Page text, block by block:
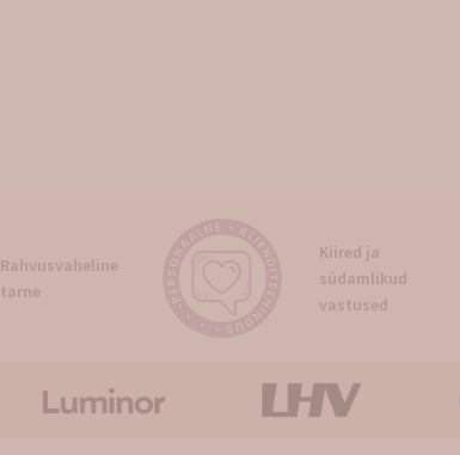
Rahvusvaheline
tarne
Kiired ja
südamlikud
vastused